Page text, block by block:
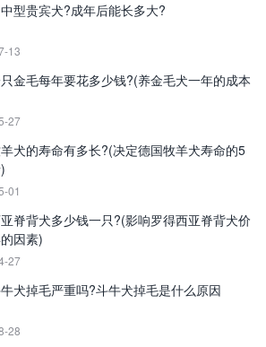
型贵宾犬?成年后能长多大?
13
金毛每年要花多少钱?(养金毛犬一年的成本
27
犬的寿命有多长?(决定德国牧羊犬寿命的5
01
脊背犬多少钱一只?(影响罗得西亚脊背犬价
因素)
27
犬掉毛严重吗?斗牛犬掉毛是什么原因
28